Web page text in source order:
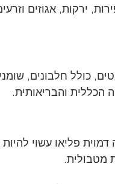
ירקות, אגוזים
כולל חלבונים,
הכללית והבריאותית.
פליאו עשוי להיות
מטבולית.